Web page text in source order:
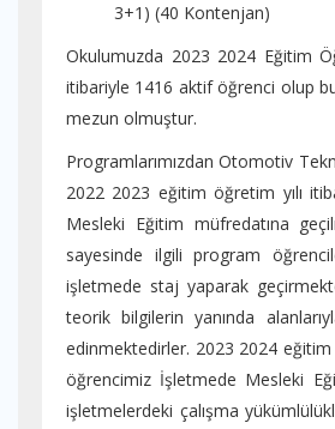
3+1) (40 Kontenjan)
Okulumuzda 2023 2024 Eğitim
itibariyle 1416 aktif öğrenci olup
mezun olmuştur.
Programlarımızdan Otomotiv
2022 2023 eğitim öğretim yılı
Mesleki Eğitim müfredatına
sayesinde ilgili program
işletmede staj yaparak
teorik bilgilerin yanında
edinmektedirler. 2023 2024
öğrencimiz İşletmede Mesleki
işletmelerdeki çalışma